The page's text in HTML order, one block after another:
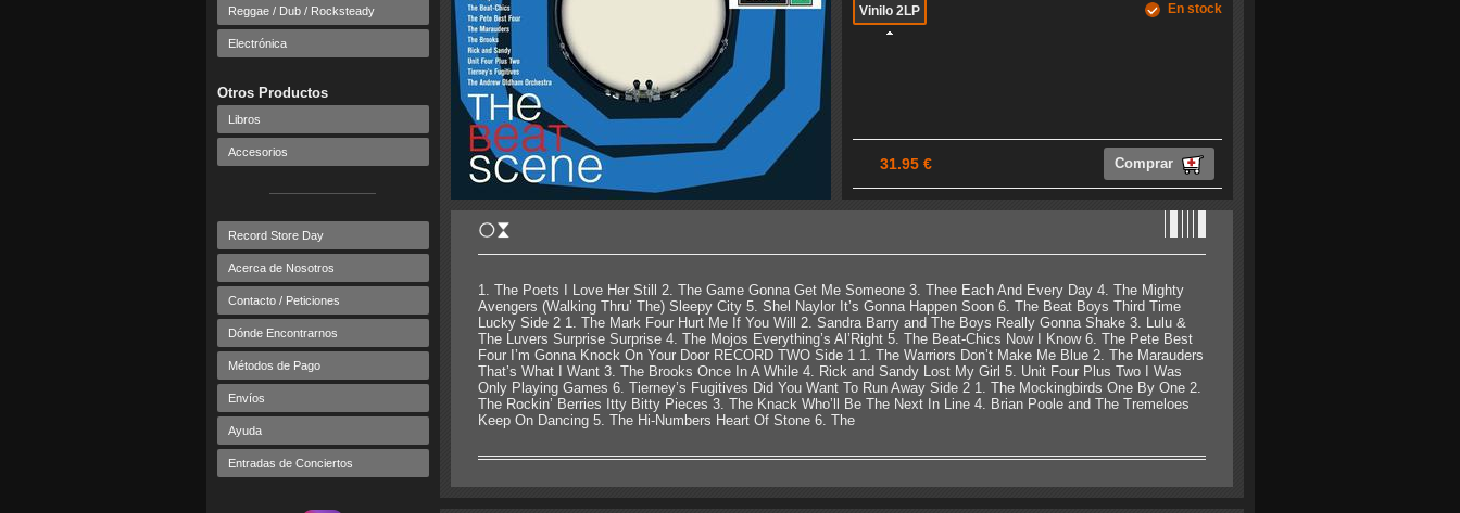
Reggae / Dub / Rocksteady
Electrónica
Otros Productos
Libros
Accesorios
Record Store Day
Acerca de Nosotros
Contacto / Peticiones
Dónde Encontrarnos
Métodos de Pago
Envíos
Ayuda
Entradas de Conciertos
Vinilo 2LP En stock
31.95 € Comprar
1. The Poets I Love Her Still 2. The Game Gonna Get Me Someone 3. Thee Each And Every Day 4. The Mighty
Avengers (Walking Thru’ The) Sleepy City 5. Shel Naylor It’s Gonna Happen Soon 6. The Beat Boys Third Time
Lucky Side 2 1. The Mark Four Hurt Me If You Will 2. Sandra Barry and The Boys Really Gonna Shake 3. Lulu &
The Luvers Surprise Surprise 4. The Mojos Everything’s Al’Right 5. The Beat-Chics Now I Know 6. The Pete Best
Four I’m Gonna Knock On Your Door RECORD TWO Side 1 1. The Warriors Don’t Make Me Blue 2. The Marauders
That’s What I Want 3. The Brooks Once In A While 4. Rick and Sandy Lost My Girl 5. Unit Four Plus Two I Was
Only Playing Games 6. Tierney’s Fugitives Did You Want To Run Away Side 2 1. The Mockingbirds One By One 2.
The Rockin’ Berries Itty Bitty Pieces 3. The Knack Who’ll Be The Next In Line 4. Brian Poole and The Tremeloes
Keep On Dancing 5. The Hi-Numbers Heart Of Stone 6. The